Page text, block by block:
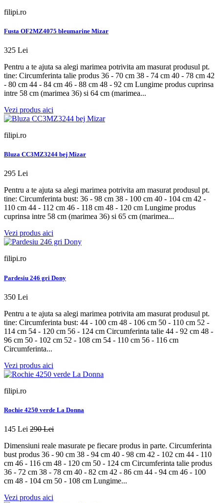
filipi.ro
Fusta OF2MZ4075 bleumarine Mizar
325 Lei
Pentru a te ajuta sa alegi marimea potrivita am masurat produsul pt.
tine: Circumferinta talie produs 36 - 70 cm 38 - 74 cm 40 - 78 cm 42
- 80 cm 44 - 84 cm 46 - 88 cm 48 - 92 cm Lungime produs cuprinsa
intre 58 cm (marimea 36) si 64 cm (marimea...
Vezi produs aici
filipi.ro
Bluza CC3MZ3244 bej Mizar
295 Lei
Pentru a te ajuta sa alegi marimea potrivita am masurat produsul pt.
tine: Circumferinta bust: 36 - 98 cm 38 - 100 cm 40 - 104 cm 42 -
110 cm 44 - 112 cm 46 - 118 cm 48 - 120 cm Lungime produs
cuprinsa intre 58 cm (marimea 36) si 65 cm (marimea...
Vezi produs aici
filipi.ro
Pardesiu 246 gri Dony
350 Lei
Pentru a te ajuta sa alegi marimea potrivita am masurat produsul pt.
tine: Circumferinta bust: 44 - 100 cm 48 - 106 cm 50 - 110 cm 52 -
114 cm 54 - 120 cm 56 - 124 cm Circumferinta talie 44 - 92 cm 48 -
96 cm 50 - 102 cm 52 - 108 cm 54 - 110 cm 56 - 116 cm
Circumferinta...
Vezi produs aici
filipi.ro
Rochie 4250 verde La Donna
145 Lei 290 Lei
Dimensiuni reale masurate pe fiecare produs in parte. Circumferinta
bust produs 36 - 90 cm 38 - 94 cm 40 - 98 cm 42 - 102 cm 44 - 110
cm 46 - 116 cm 48 - 120 cm 50 - 124 cm Circumferinta talie produs
36 - 72 cm 38 - 78 cm 40 - 82 cm 42 - 86 cm 44 - 94 cm 46 - 100
cm 48 - 104 cm 50 - 108 cm Lungime...
Vezi produs aici